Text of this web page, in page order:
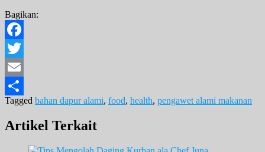
Bagikan:
Facebook
Twitter
Email
Share
Tagged bahan dapur alami, food, health, pengawet alami makanan
Artikel Terkait